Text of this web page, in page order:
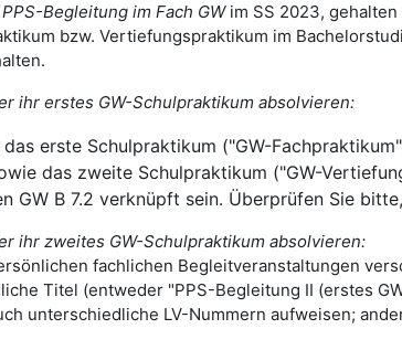
PPS-Begleitung im Fach GWim SS 2023,
bzw. Vertiefungspraktikum im
ihr erstes GW-Schulpraktikum absolvieren:
erste Schulpraktikum ("GW-
das zweite Schulpraktikum ("GW-
GW B 7.2 verknüpft sein. Überprüfen Sie
ihr zweites GW-Schulpraktikum absolvieren:
fachlichen Begleitveranstaltungen
Titel (entweder "PPS-Begleitung II (erstes
unterschiedliche LV-Nummern aufweisen;